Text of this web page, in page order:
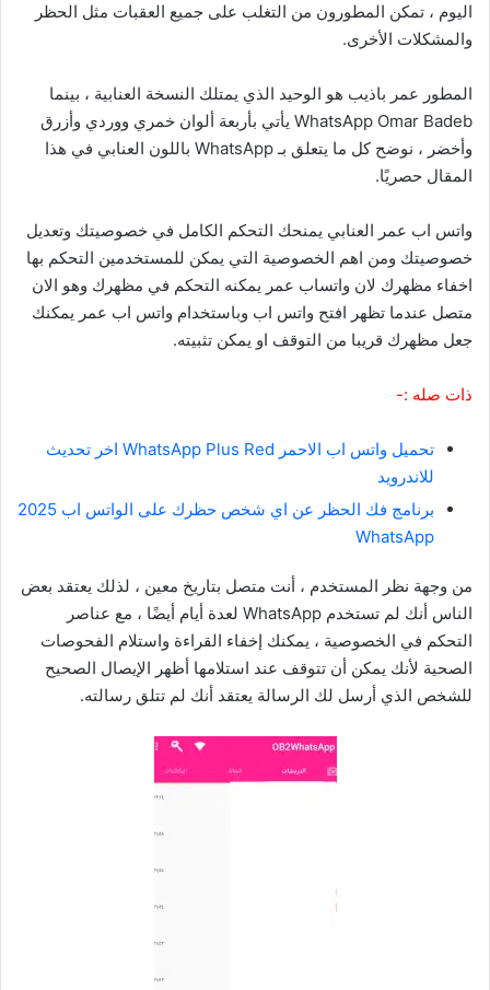
اليوم ، تمكن المطورون من التغلب على جميع العقبات مثل الحظر
والمشكلات الأخرى.
المطور عمر باذيب هو الوحيد الذي يمتلك النسخة العنابية ، بينما
WhatsApp Omar Badeb يأتي بأربعة ألوان خمري ووردي وأزرق
وأخضر ، نوضح كل ما يتعلق بـ WhatsApp باللون العنابي في هذا
المقال حصريًا.
واتس اب عمر العنابي يمنحك التحكم الكامل في خصوصيتك وتعديل
خصوصيتك ومن اهم الخصوصية التي يمكن للمستخدمين التحكم بها
اخفاء مظهرك لان واتساب عمر يمكنه التحكم في مظهرك وهو الان
متصل عندما تظهر افتح واتس اب وباستخدام واتس اب عمر يمكنك
جعل مظهرك قريبا من التوقف او يمكن تثبيته.
ذات صله :-
تحميل واتس اب الاحمر WhatsApp Plus Red اخر تحديث
للاندرويد
برنامج فك الحظر عن اي شخص حظرك على الواتس اب 2025
WhatsApp
من وجهة نظر المستخدم ، أنت متصل بتاريخ معين ، لذلك يعتقد بعض
الناس أنك لم تستخدم WhatsApp لعدة أيام أيضًا ، مع عناصر
التحكم في الخصوصية ، يمكنك إخفاء القراءة واستلام الفحوصات
الصحية لأنك يمكن أن تتوقف عند استلامها أظهر الإيصال الصحيح
للشخص الذي أرسل لك الرسالة يعتقد أنك لم تتلق رسالته.